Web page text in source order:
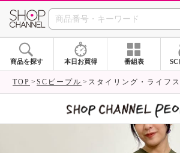
SHOP
商品を探す 本日お買得 番組表 SC
TOP SCピープル スタイリング・ライフ